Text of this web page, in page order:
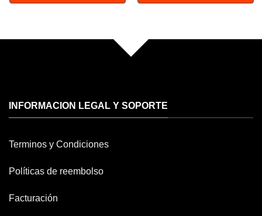
INFORMACION LEGAL Y SOPORTE
Terminos y Condiciones
Políticas de reembolso
Facturación